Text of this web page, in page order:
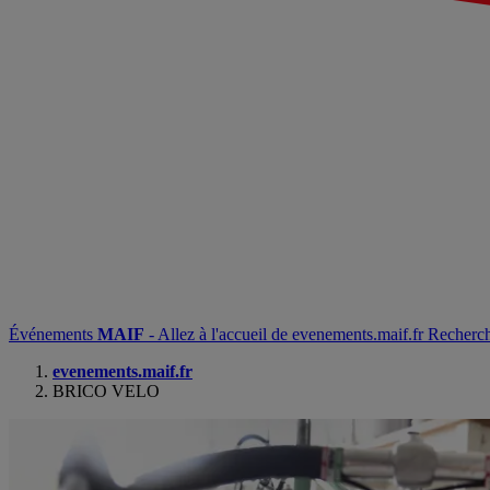
Événements MAIF - Allez à l'accueil de evenements.maif.fr
evenements.maif.fr
BRICO VELO